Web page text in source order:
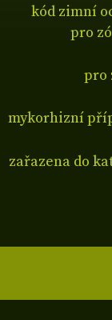
kód zimní
pro
pro
mykorhizní
zařazena do